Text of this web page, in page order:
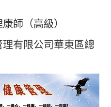
師（高級）
有限公司華東區總